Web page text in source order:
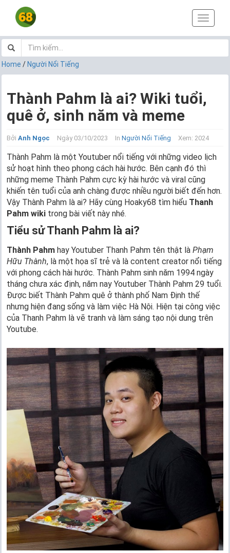
T
o
g
v
t
o
n
Home / Người Nổi Tiếng
Thành Pahm là ai? Wiki tuổi,
quê ở, sinh năm và meme
Bởi Anh Ngọc Ngày 03/10/2023 In Người Nổi Tiếng Xem: 2024
Thành Pahm là một Youtuber nổi tiếng với những video lịch
sử hoạt hình theo phong cách hài hước. Bên cạnh đó thì
những meme Thành Pahm cực kỳ hài hước và viral cũng
khiến tên tuổi của anh chàng được nhiều người biết đến hơn.
Vậy Thành Pahm là ai? Hãy cùng Hoaky68 tìm hiểu Thanh
Pahm wiki trong bài viết này nhé.
Tiểu sử Thanh Pahm là ai?
Thành Pahm hay Youtuber Thanh Pahm tên thật là Phạm
Hữu Thành, là một họa sĩ trẻ và là content creator nổi tiếng
với phong cách hài hước. Thành Pahm sinh năm 1994 ngày
tháng chưa xác định, năm nay Youtuber Thành Pahm 29 tuổi.
Được biết Thành Pahm quê ở thành phố Nam Định thế
nhưng hiện đang sống và làm việc Hà Nội. Hiện tại công việc
của Thanh Pahm là vẽ tranh và làm sáng tạo nội dung trên
Youtube.